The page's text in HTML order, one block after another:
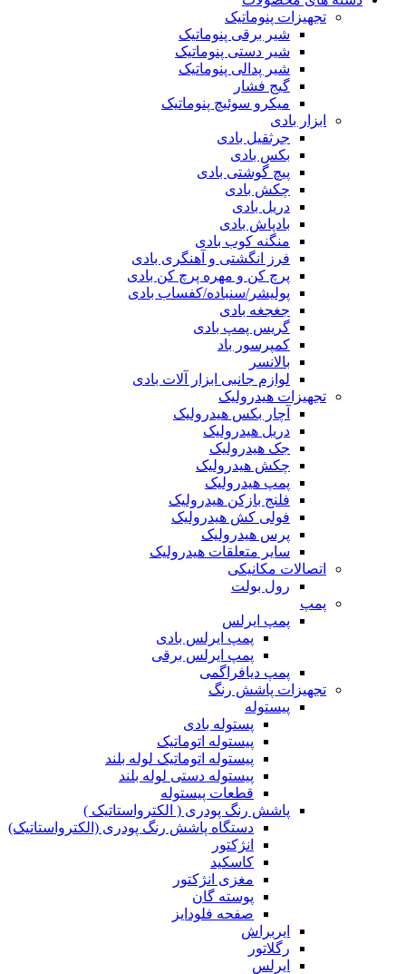
تجهیزات پنوماتیک
شیر برقی پنوماتیک
شیر دستی پنوماتیک
شیر پدالی پنوماتیک
گیج فشار
میکرو سوئیچ پنوماتیک
ابزار بادی
جرثقیل بادی
بکس بادی
پیچ گوشتی بادی
چکش بادی
دریل بادی
بادپاش بادی
منگنه کوب بادی
فرز انگشتی و آهنگری بادی
پرچ کن و مهره پرچ کن بادی
پولیشر/سنباده/کفساب بادی
جغجغه بادی
گریس پمپ بادی
کمپرسور باد
بالانسر
لوازم جانبی ابزار آلات بادی
تجهیزات هیدرولیک
آچار بکس هیدرولیک
دریل هیدرولیک
جک هیدرولیک
چکش هیدرولیک
پمپ هیدرولیک
فلنج بازکن هیدرولیک
فولی کش هیدرولیک
پرس هیدرولیک
سایر متعلقات هیدرولیک
اتصالات مکانیکی
رول بولت
پمپ
پمپ ایرلس
پمپ ایرلس بادی
پمپ ایرلس برقی
پمپ دیافراگمی
تجهیزات پاشش رنگ
پیستوله
پستوله بادی
پیستوله اتوماتیک
پیستوله اتوماتیک لوله بلند
پیستوله دستی لوله بلند
قطعات پیستوله
پاشش رنگ پودری ( الکترواستاتیک )
دستگاه پاشش رنگ پودری (الکترواستاتیک)
انژکتور
کاسکید
مغزی انژکتور
پوسته گان
صفحه فلودایز
ایربراش
رگلاتور
ایرلس